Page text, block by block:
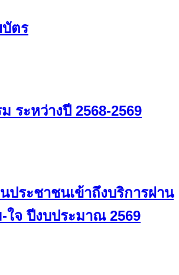
ตร
ระหว่างปี 2568-2569
ประชาชนเข้าถึงบริการผ่าน
ใจ ปีงบประมาณ 2569